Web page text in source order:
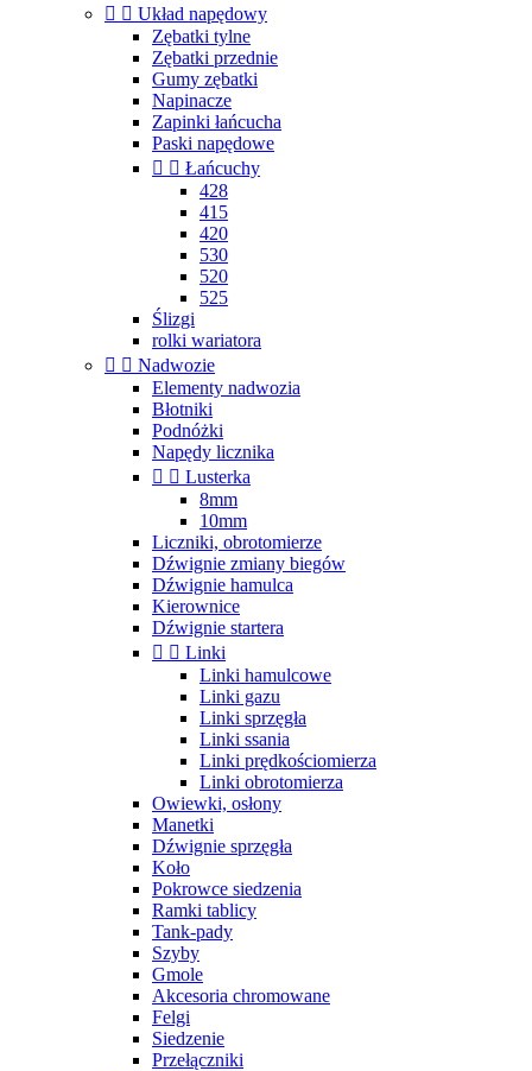
  Układ napędowy
Zębatki tylne
Zębatki przednie
Gumy zębatki
Napinacze
Zapinki łańcucha
Paski napędowe
  Łańcuchy
428
415
420
530
520
525
Ślizgi
rolki wariatora
  Nadwozie
Elementy nadwozia
Błotniki
Podnóżki
Napędy licznika
  Lusterka
8mm
10mm
Liczniki, obrotomierze
Dźwignie zmiany biegów
Dźwignie hamulca
Kierownice
Dźwignie startera
  Linki
Linki hamulcowe
Linki gazu
Linki sprzęgła
Linki ssania
Linki prędkościomierza
Linki obrotomierza
Owiewki, osłony
Manetki
Dźwignie sprzęgła
Koło
Pokrowce siedzenia
Ramki tablicy
Tank-pady
Szyby
Gmole
Akcesoria chromowane
Felgi
Siedzenie
Przełączniki